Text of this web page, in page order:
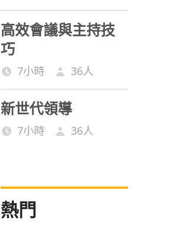
高效會議與主持技
巧
7小時 36人
新世代領導
7小時 36人
熱門